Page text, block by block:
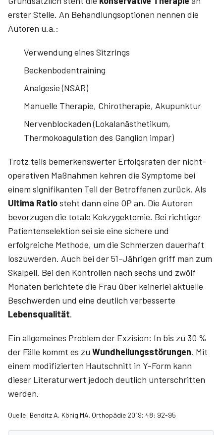
erster Stelle. An Behandlungsoptionen nennen die
Autoren u.a.:
Verwendung eines Sitzrings
Beckenbodentraining
Analgesie (NSAR)
Manuelle Therapie, Chirotherapie, Akupunktur
Nervenblockaden (Lokalanästhetikum,
Thermokoagulation des Ganglion impar)
Trotz teils bemerkenswerter Erfolgsraten der nicht-
operativen Maßnahmen kehren die Symptome bei
einem signifikanten Teil der Betroffenen zurück. Als
Ultima Ratiosteht dann eine OP an. Die Autoren
bevorzugen die totale Kokzygektomie. Bei richtiger
Patientenselektion sei sie eine sichere und
erfolgreiche Methode, um die Schmerzen dauerhaft
loszuwerden. Auch bei der 51-Jährigen griff man zum
Skalpell. Bei den Kontrollen nach sechs und zwölf
Monaten berichtete die Frau über keinerlei aktuelle
Beschwerden und eine deutlich verbesserte
Lebensqualität.
Ein allgemeines Problem der Exzision: In bis zu 30 %
der Fälle kommt es zu Wundheilungsstörungen. Mit
einem modifizierten Hautschnitt in Y-Form kann
dieser Literaturwert jedoch deutlich unterschritten
werden.
Quelle: Benditz A, König MA. Orthopädie 2019; 48: 92-95